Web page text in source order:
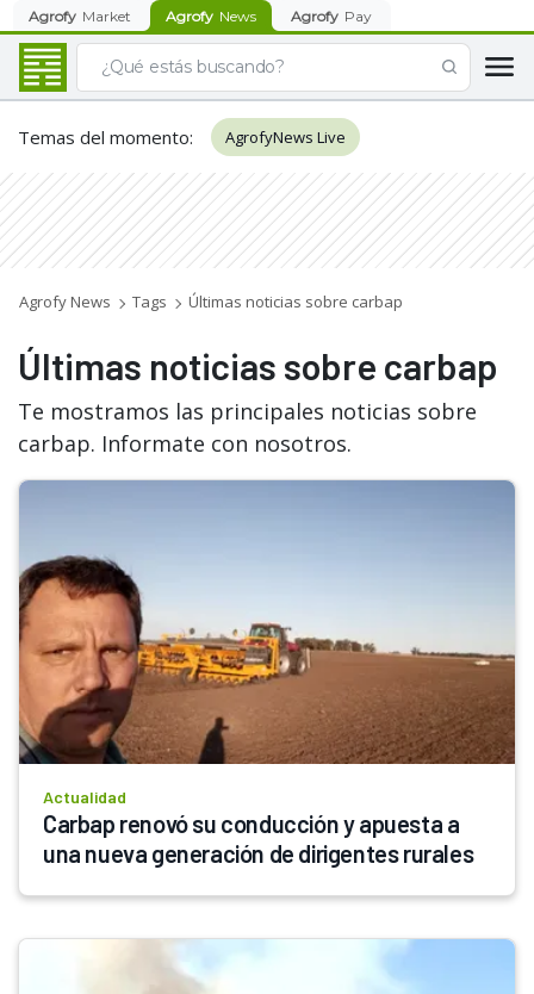
Agrofy Market Agrofy News Agrofy Pay
Temas del momento: AgrofyNews Live
Agrofy News Tags Últimas noticias sobre carbap
Últimas noticias sobre carbap
Te mostramos las principales noticias sobre
carbap. Informate con nosotros.
Actualidad
Carbap renovó su conducción y apuesta a
una nueva generación de dirigentes rurales